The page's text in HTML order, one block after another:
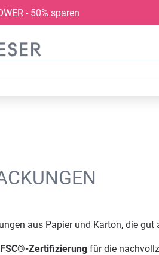
- 50% sparen
aus Papier und Karton, die gut
Zertifizierung für die